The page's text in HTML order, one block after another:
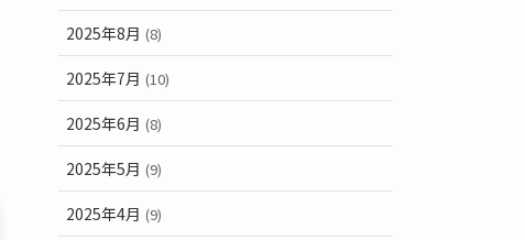
2025年8月 (8)
2025年7月 (10)
2025年6月 (8)
2025年5月 (9)
2025年4月 (9)